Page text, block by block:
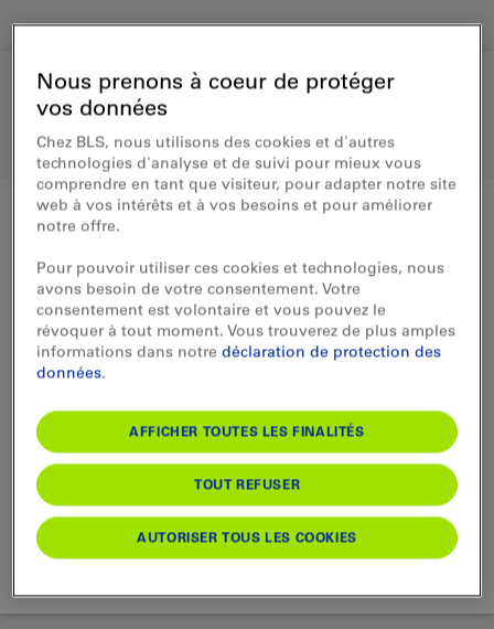
Horaire Transport autos
Brig-Iselle
De
Après
Date Heure
Sélectionner un véhicule
Nous prenons à coeur de protéger
vos données
Chez BLS, nous utilisons des cookies et d'autres
technologies d'analyse et de suivi pour mieux vous
comprendre en tant que visiteur, pour adapter notre site
web à vos intérêts et à vos besoins et pour améliorer
notre offre.
Pour pouvoir utiliser ces cookies et technologies, nous
avons besoin de votre consentement. Votre
consentement est volontaire et vous pouvez le
révoquer à tout moment. Vous trouverez de plus amples
informations dans notredéclaration de protection des
données.
AFFICHER TOUTES LES FINALITÉS
TOUT REFUSER
AUTORISER TOUS LES COOKIES